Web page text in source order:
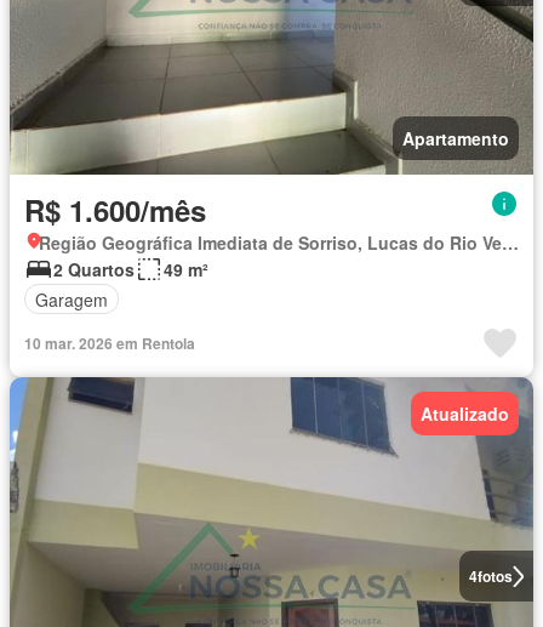
Apartamento
R$ 1.600/mês
Região Geográfica Imediata de Sorriso, Lucas do Rio Verde
2 Quartos
49 m²
Garagem
10 mar. 2026 em Rentola
4fotos
Atualizado